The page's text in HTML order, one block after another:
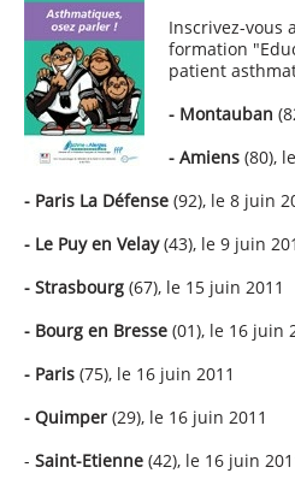
Inscrivez-vous
formation
patient
- Montauban
- Amiens (80),
- Paris La Défense (92), le 8 juin
- Le Puy en Velay(43), le 9 juin
- Strasbourg (67), le 15 juin 2011
- Bourg en Bresse (01), le 16 juin
- Paris (75), le 16 juin 2011
- Quimper (29), le 16 juin 2011
- Saint-Etienne (42), le 16 juin